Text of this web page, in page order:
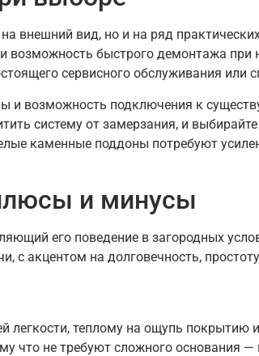
внешний вид, но и на ряд
возможность быстрого демонтажа
сервисного обслуживания
и возможность подключения к
систему от замерзания, и
каменные поддоны потребуют
и минусы
его поведение в загородных
с акцентом на долговечность,
легкости, теплому на ощупь
что не требуют сложного основания